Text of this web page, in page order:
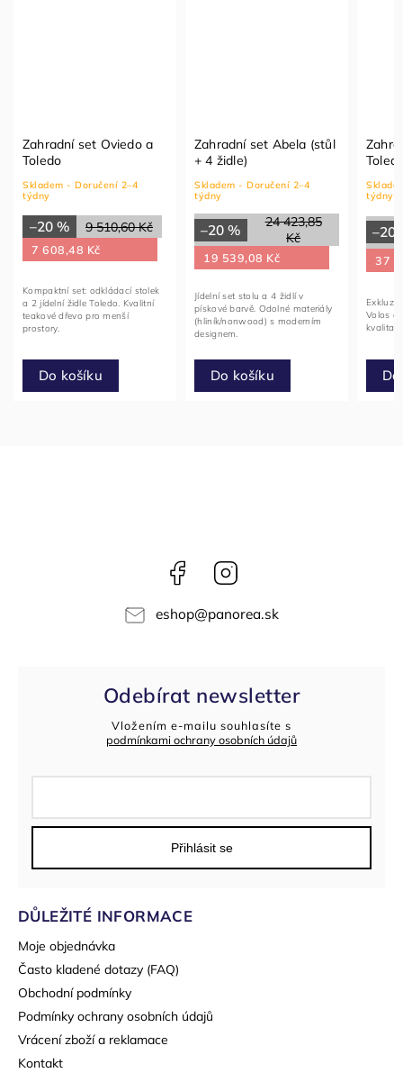
Zahradní set Oviedo a
Toledo
Skladem - Doručení 2–4
týdny
9 510,60 Kč
–20 %
7 608,48 Kč
Do košíku
Kompaktní set: odkládací stolek
a 2 jídelní židle Toledo. Kvalitní
teakové dřevo pro menší
prostory.
Zahradní set Abela (stůl
+ 4 židle)
Skladem - Doručení 2–4
týdny
24 423,85
Kč
–20 %
19 539,08 Kč
Do košíku
Jídelní set stolu a 4 židlí v
pískové barvě. Odolné materiály
(hliník/nonwood) s moderním
designem.
týdny
–20
37
Volos a
kvalita
Facebook
eshop@panorea.sk
Odebírat newsletter
Vložením e-mailu souhlasíte s
podmínkami ochrany osobních údajů
Přihlásit se
DŮLEŽITÉ INFORMACE
Moje objednávka
Často kladené dotazy (FAQ)
Obchodní podmínky
Podmínky ochrany osobních údajů
Vrácení zboží a reklamace
Kontakt